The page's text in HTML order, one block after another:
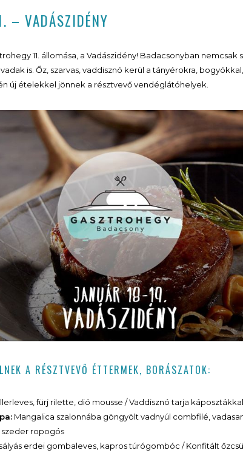
– VADÁSZIDÉNY
11. állomása, a Vadászidény! Badacsonyban nemcsak
is. Őz, szarvas, vaddisznó kerül a tányérokra,
új ételekkel jönnek a résztvevő vendéglátóhelyek.
A RÉSZTVEVŐ ÉTTERMEK, BORÁSZATOK:
fürj rilette, dió mousse / Vaddisznó tarja
Mangalica szalonnába göngyölt vadnyúl combfilé,
ropogós
erdei gombaleves, kapros túrógombóc / Konfitált